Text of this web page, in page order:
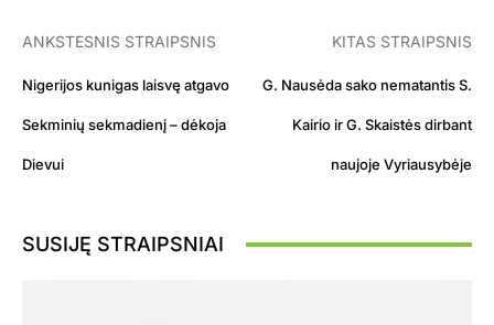
ANKSTESNIS STRAIPSNIS
Nigerijos kunigas laisvę atgavo
Sekminių sekmadienį – dėkoja
Dievui
KITAS STRAIPSNIS
G. Nausėda sako nematantis S.
Kairio ir G. Skaistės dirbant
naujoje Vyriausybėje
SUSIJĘ STRAIPSNIAI